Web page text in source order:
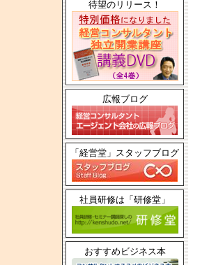
待望のリリース！
広報ブログ
「経営堂」スタッフブログ
社員研修は「研修堂」
おすすめビジネス本